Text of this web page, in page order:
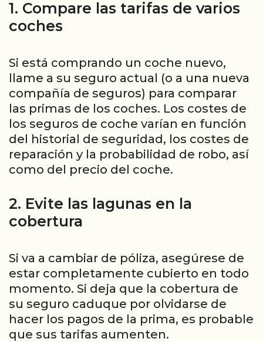
1. Compare las tarifas de varios
coches
Si está comprando un coche nuevo,
llame a su seguro actual (o a una nueva
compañía de seguros) para comparar
las primas de los coches. Los costes de
los seguros de coche varían en función
del historial de seguridad, los costes de
reparación y la probabilidad de robo, así
como del precio del coche.
2. Evite las lagunas en la
cobertura
Si va a cambiar de póliza, asegúrese de
estar completamente cubierto en todo
momento. Si deja que la cobertura de
su seguro caduque por olvidarse de
hacer los pagos de la prima, es probable
que sus tarifas aumenten.